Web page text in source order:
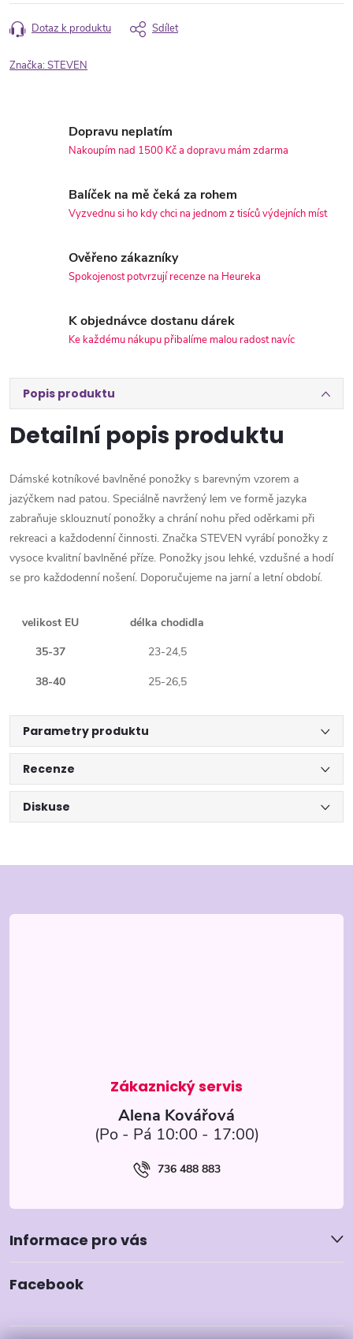
Dotaz k produktu Sdílet
Značka:STEVEN
Dopravu neplatím
Nakoupím nad 1500 Kč a dopravu mám zdarma
Balíček na mě čeká za rohem
Vyzvednu si ho kdy chci na jednom z tisíců výdejních míst
Ověřeno zákazníky
Spokojenost potvrzují recenze na Heureka
K objednávce dostanu dárek
Ke každému nákupu přibalíme malou radost navíc
Popis produktu
Detailní popis produktu
Dámské kotníkové bavlněné ponožky s barevným vzorem a
jazýčkem nad patou. Speciálně navržený lem ve formě jazyka
zabraňuje sklouznutí ponožky a chrání nohu před oděrkami při
rekreaci a každodenní činnosti. Značka STEVEN vyrábí ponožky z
vysoce kvalitní bavlněné příze. Ponožky jsou lehké, vzdušné a hodí
se pro každodenní nošení. Doporučujeme na jarní a letní období.
velikost EU
délka chodidla
35-37
23-24,5
38-40
25-26,5
Parametry produktu
Recenze
Diskuse
á
Alena Kovářová
736 488 883
Informace pro vás
Facebook